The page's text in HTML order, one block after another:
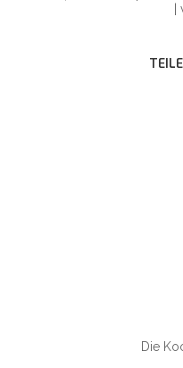
Die